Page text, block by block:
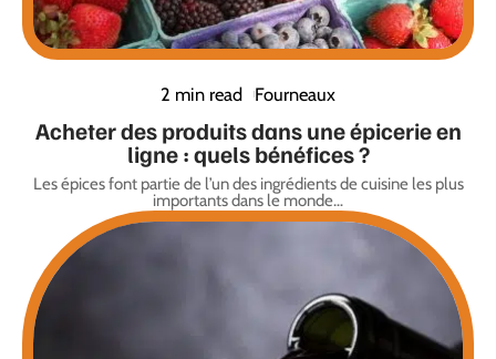
2 min read Fourneaux
Acheter des produits dans une épicerie en
ligne : quels bénéfices ?
Les épices font partie de l’un des ingrédients de cuisine les plus
importants dans le monde…